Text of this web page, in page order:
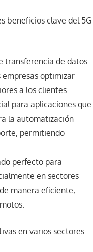
beneficios clave del 5G
transferencia de datos
empresas optimizar
a los clientes.
para aplicaciones que
la automatización
permitiendo
perfecto para
en sectores
manera eficiente,
en varios sectores: